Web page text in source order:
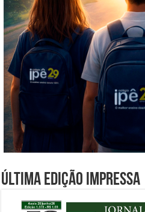
Última edição impressa